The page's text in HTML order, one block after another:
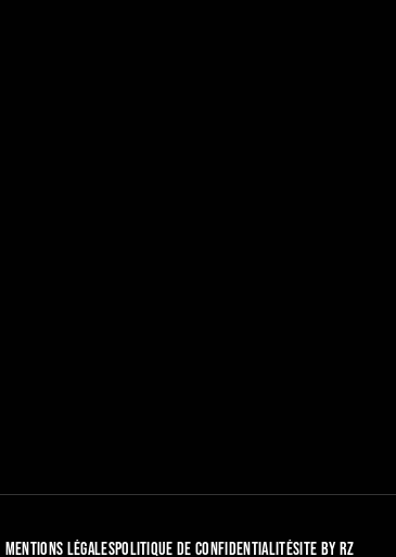
MENTIONS LÉGALESPOLITIQUE DE CONFIDENTIALITÉSITE BY RZ